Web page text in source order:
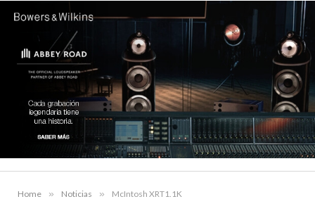
Home » Noticias » McIntosh XRT1.1K